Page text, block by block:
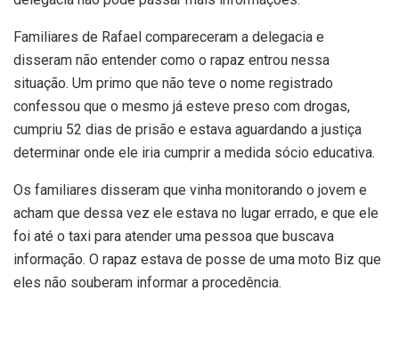
Familiares de Rafael compareceram a delegacia e
disseram não entender como o rapaz entrou nessa
situação. Um primo que não teve o nome registrado
confessou que o mesmo já esteve preso com drogas,
cumpriu 52 dias de prisão e estava aguardando a justiça
determinar onde ele iria cumprir a medida sócio educativa.
Os familiares disseram que vinha monitorando o jovem e
acham que dessa vez ele estava no lugar errado, e que ele
foi até o taxi para atender uma pessoa que buscava
informação. O rapaz estava de posse de uma moto Biz que
eles não souberam informar a procedência.